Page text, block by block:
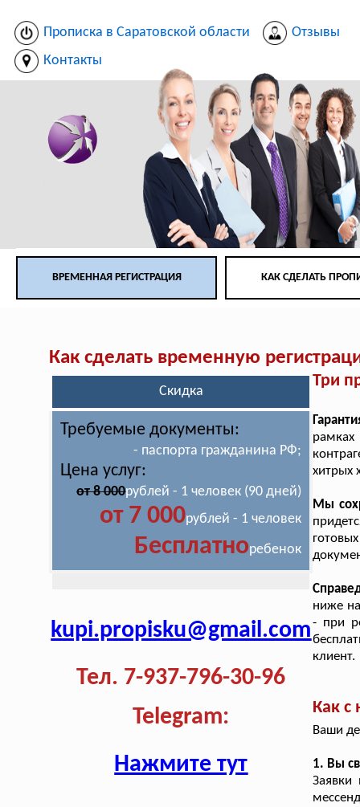
Прописка в Саратовской области
Отзывы
Контакты
ВРЕМЕННАЯ РЕГИСТРАЦИЯ КАК СДЕЛАТЬ
Как сделать временную
Скидка
Требуемые документы:
- паспорта гражданина РФ;
Цена услуг:
от 8 000рублей - 1 человек (90 дней)
от 7 000рублей - 1 человек
Бесплатноребенок
kupi.propisku@gmail.com
Тел. 7-937-796-30-96
Telegram:
Нажмите тут
Три
хитрых
Мы
ниже
- при
клиент.
Как с
Ваши
1. Вы